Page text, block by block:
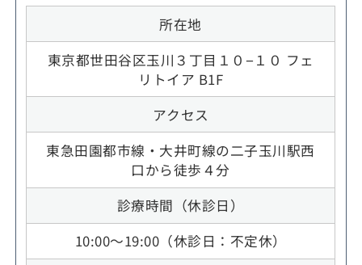
所在地
東京都世田谷区玉川３丁目１０−１０ フェ
リトイア B1F
アクセス
東急田園都市線・大井町線の二子玉川駅西
口から徒歩４分
診療時間（休診日）
10:00～19:00（休診日：不定休）